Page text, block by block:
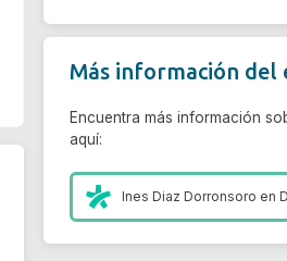
Más información del
Encuentra más información
aquí:
Ines Diaz Dorronsoro en